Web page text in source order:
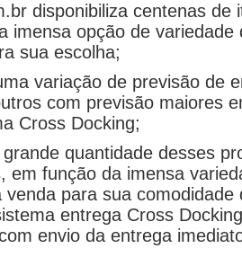
disponibiliza centenas de
imensa opção de variedade
sua escolha;
variação de previsão de
com previsão maiores
Cross Docking;
quantidade desses
em função da imensa
venda para sua
entrega Cross
envio da entrega